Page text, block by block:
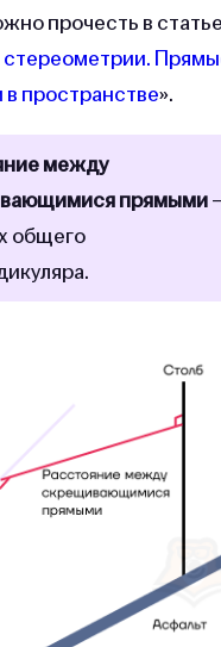
прочесть в статье
в пространстве».
между
прямыми
общего